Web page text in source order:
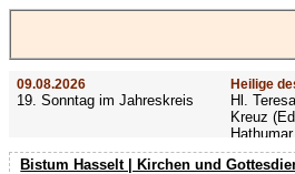
09.08.2026
19. Sonntag im Jahreskreis
Heilige
Hl.
Kreuz
Rom Hl.
Bistum Hasselt | Kirchen und